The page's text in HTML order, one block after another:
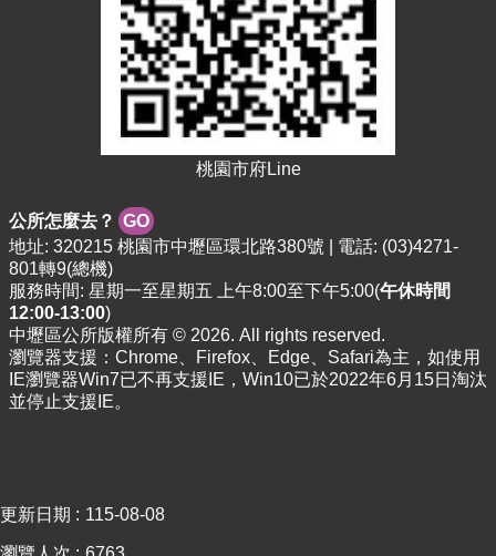
桃園市府Line
公所怎麼去？ GO
地址: 320215 桃園市中壢區環北路380號 | 電話: (03)4271-
801轉9(總機)
服務時間: 星期一至星期五 上午8:00至下午5:00(午休時間
12:00-13:00)
中壢區公所版權所有 © 2026. All rights reserved.
瀏覽器支援：Chrome、Firefox、Edge、Safari為主，如使用
IE瀏覽器Win7已不再支援IE，Win10已於2022年6月15日淘汰
並停止支援IE。
更新日期 115-08-08